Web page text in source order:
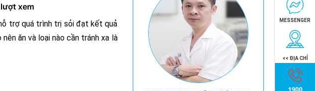
xem
trợ quá trình trị sỏi đạt kết quả
ăn và loại nào cần tránh xa là
MESSENGER
<< ĐỊA CHỈ